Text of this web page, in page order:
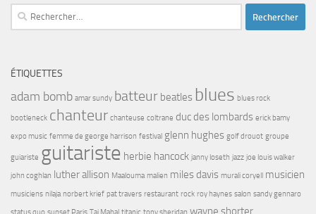
Rechercher :
ÉTIQUETTES
adam bomb amar sundy batteur beatles blues blues rock
bootleneck chanteur chanteuse coltrane duc des lombards erick bamy
expo music femme de george harrison festival glenn hughes golf drouot groupe
guiariste guitariste herbie hancock janny loseth jazz joe louis walker
john coghlan luther allison Maalouma malien miles davis murali coryell musicien
musiciens nilaja norbert krief pat travers restaurant rock roy haynes salon sandy gennaro
wayne shorter